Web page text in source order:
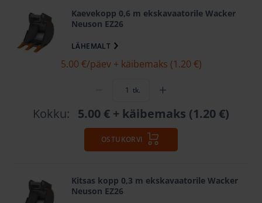
Kaevekopp 0,6 m ekskavaatorile Wacker
Neuson EZ26
LÄHEMALT
5.00 €/päev + käibemaks (1.20 €)
tk.
Kokku: 5.00 € + käibemaks (1.20 €)
OSTUKORVI
Kitsas kopp 0,3 m ekskavaatorile Wacker
Neuson EZ26